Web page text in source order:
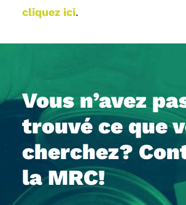
cliquez ici.
Vous n’avez
trouvé ce que
cherchez?
la MRC!